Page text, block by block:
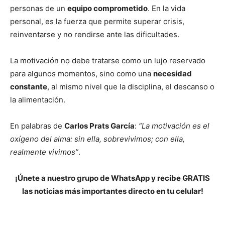
personas de un equipo comprometido. En la vida
personal, es la fuerza que permite superar crisis,
reinventarse y no rendirse ante las dificultades.
La motivación no debe tratarse como un lujo reservado
para algunos momentos, sino como una necesidad
constante, al mismo nivel que la disciplina, el descanso o
la alimentación.
En palabras de Carlos Prats García: “La motivación es el
oxígeno del alma: sin ella, sobrevivimos; con ella,
realmente vivimos”.
¡Únete a nuestro grupo de WhatsApp y recibe GRATIS
las noticias más importantes directo en tu celular!